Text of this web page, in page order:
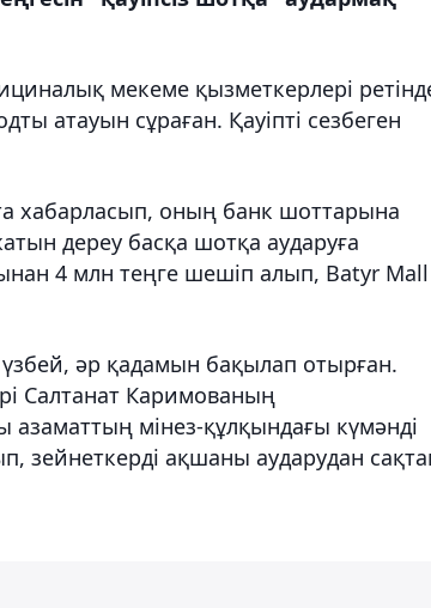
мекеме қызметкерлері
атауын сұраған. Қауіпті сезбеген
хабарласып, оның банк шоттарына
дереу басқа шотқа аударуға
4 млн теңге шешіп алып, Batyr Mall
әр қадамын бақылап отырған.
Салтанат Каримованың
азаматтың мінез-құлқындағы күмәнді
зейнеткерді ақшаны аударудан